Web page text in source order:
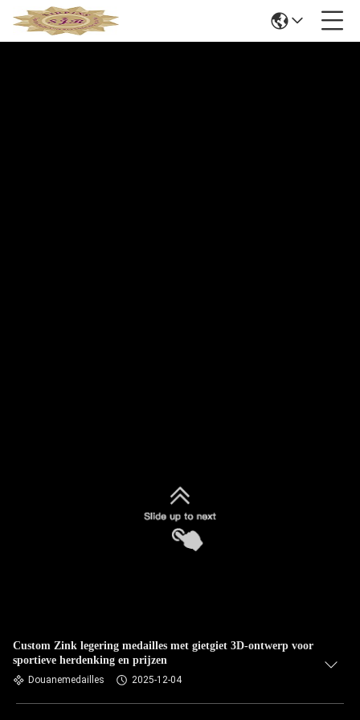
Custom Zink legering medailles met gietgiet 3D-ontwerp voor
sportieve herdenking en prijzen
Douanemedailles 2025-12-04